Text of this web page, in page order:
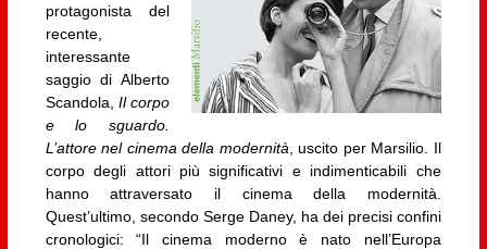
protagonista del
recente,
interessante
saggio di Alberto
Scandola, Il corpo
e lo sguardo.
L’attore nel cinema della modernità , uscito per Marsilio. Il
corpo degli attori più significativi e indimenticabili che
hanno attraversato il cinema della modernità.
Quest’ultimo, secondo Serge Daney, ha dei precisi confini
cronologici: “Il cinema moderno è nato nell’Europa